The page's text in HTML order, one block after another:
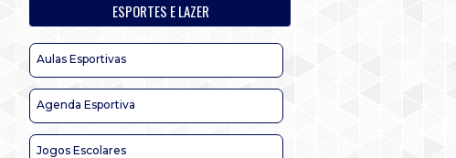
ESPORTES E LAZER
Aulas Esportivas
Agenda Esportiva
Jogos Escolares